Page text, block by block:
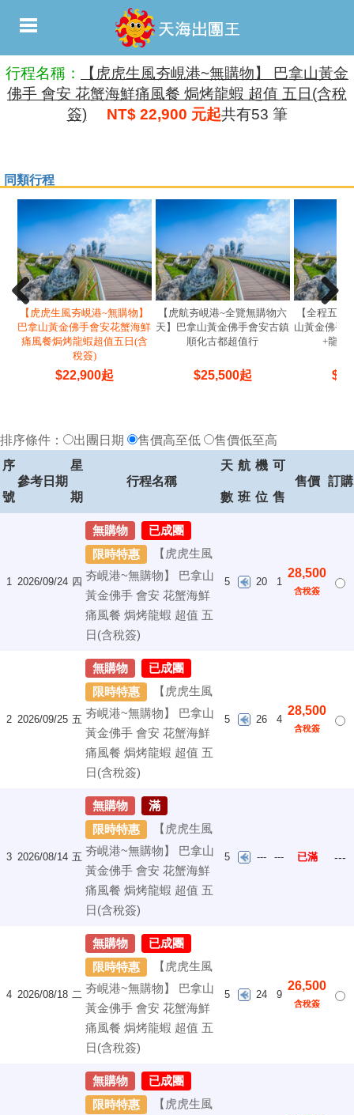
行程名稱：
【虎虎生風夯峴港~無購物】 巴拿山黃金
佛手 會安 花蟹海鮮痛風餐 焗烤龍蝦 超值 五日(含稅
簽)
NT$ 22,900 元起共有53 筆
同類行程
【虎虎生風夯峴港~無購物】
巴拿山黃金佛手會安花蟹海鮮
痛風餐焗烤龍蝦超值五日(含
稅簽)
$22,900起
【虎航夯峴港~全覽無購物六
天】巴拿山黃金佛手會安古鎮
順化古都超值行
$25,500起
【全程五
山黃金佛手
+龍蝦
$
排序條件： 出團日期 售價高至低
售價低至高
序
號
參考日期
星
期
行程名稱
天
數
航
班
機
位
可
售
售價 訂購
1 2026/09/24 四
無購物
已成團
限時特惠
【虎虎生風
夯峴港~無購物】 巴拿山
黃金佛手 會安 花蟹海鮮
痛風餐 焗烤龍蝦 超值 五
日(含稅簽)
5 20 1
28,500
含稅簽
2 2026/09/25 五
無購物
已成團
限時特惠
【虎虎生風
夯峴港~無購物】 巴拿山
黃金佛手 會安 花蟹海鮮
痛風餐 焗烤龍蝦 超值 五
日(含稅簽)
5 26 4
28,500
含稅簽
3 2026/08/14 五
無購物
滿
限時特惠
【虎虎生風
夯峴港~無購物】 巴拿山
黃金佛手 會安 花蟹海鮮
痛風餐 焗烤龍蝦 超值 五
日(含稅簽)
5 --- --- 已滿 ---
4 2026/08/18 二
無購物
已成團
限時特惠
【虎虎生風
夯峴港~無購物】 巴拿山
黃金佛手 會安 花蟹海鮮
痛風餐 焗烤龍蝦 超值 五
日(含稅簽)
5 24 9
26,500
含稅簽
無購物
已成團
限時特惠
【虎虎生風